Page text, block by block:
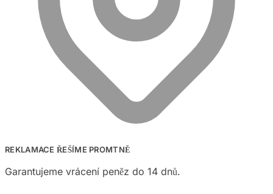
REKLAMACE ŘEŠÍME PROMTNĚ
Garantujeme vrácení peněz do 14 dnů.